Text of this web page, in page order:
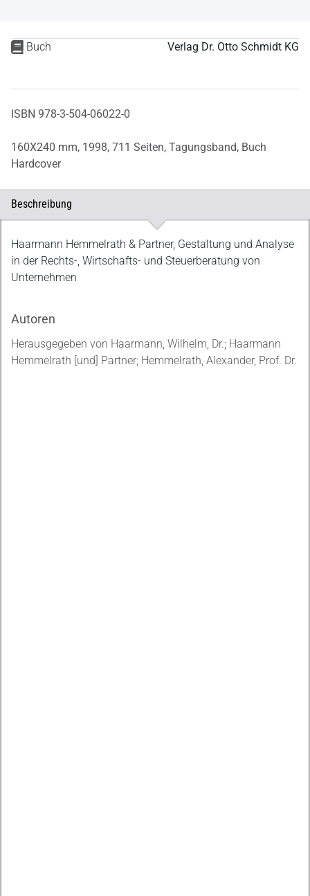
Buch Verlag Dr. Otto Schmidt KG
ISBN 978-3-504-06022-0
160X240 mm, 1998, 711 Seiten, Tagungsband, Buch
Hardcover
Beschreibung
Beschreibung
Haarmann Hemmelrath & Partner, Gestaltung und Analyse
in der Rechts-, Wirtschafts- und Steuerberatung von
Unternehmen
Autoren
Herausgegeben von Haarmann, Wilhelm, Dr.; Haarmann
Hemmelrath [und] Partner; Hemmelrath, Alexander, Prof. Dr.